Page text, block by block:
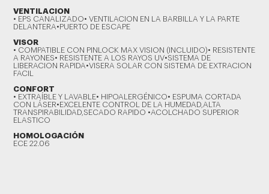
VENTILACION
• EPS CANALIZADO• VENTILACION EN LA BARBILLA Y LA PARTE
DELANTERA•PUERTO DE ESCAPE
VISOR
• COMPATIBLE CON PINLOCK MAX VISION (INCLUIDO)• RESISTENTE
A RAYONES• RESISTENTE A LOS RAYOS UV•SISTEMA DE
LIBERACION RAPIDA•VISERA SOLAR CON SISTEMA DE EXTRACION
FACIL
CONFORT
• EXTRAÍBLE Y LAVABLE• HIPOALERGÉNICO• ESPUMA CORTADA
CON LÁSER•EXCELENTE CONTROL DE LA HUMEDAD,ALTA
TRANSPIRABILIDAD,SECADO RAPIDO •ACOLCHADO SUPERIOR
ELASTICO
HOMOLOGACIÓN
ECE 22.06